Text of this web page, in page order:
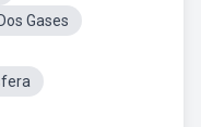
Gases